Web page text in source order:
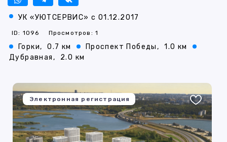
УК «УЮТСЕРВИС» с 01.12.2017
ID: 1096 Просмотров: 1
Горки, 0.7 км Проспект Победы,
1.0 км
Дубравная,
2.0 км
Электронная регистрация